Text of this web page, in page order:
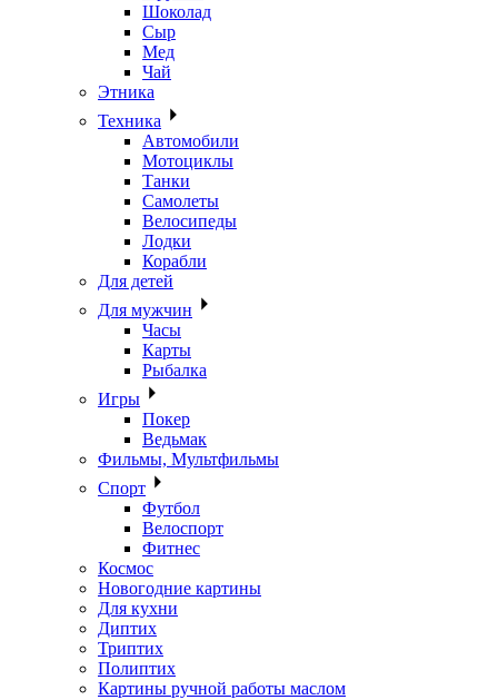
Шоколад
Сыр
Мед
Чай
Этника
Техника
Автомобили
Мотоциклы
Танки
Самолеты
Велосипеды
Лодки
Корабли
Для детей
Для мужчин
Часы
Карты
Рыбалка
Игры
Покер
Ведьмак
Фильмы, Мультфильмы
Спорт
Футбол
Велоспорт
Фитнес
Космос
Новогодние картины
Для кухни
Диптих
Триптих
Полиптих
Картины ручной работы маслом